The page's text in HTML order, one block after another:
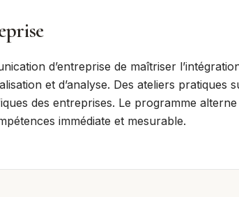
d’entreprise de maîtriser
et d’analyse. Des ateliers pratiques
des entreprises. Le programme alterne
immédiate et mesurable.